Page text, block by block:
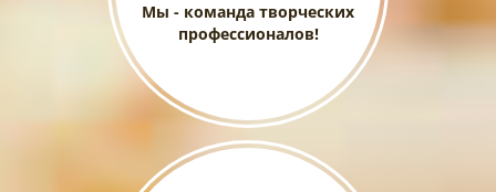
Мы - команда творческих
профессионалов!